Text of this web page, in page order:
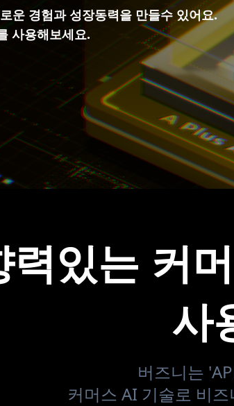
운 경험과 성장동력을 만들수 있어요.
사용해보세요.
력있는 커
사
버즈니는
커머스 AI 기술로 비